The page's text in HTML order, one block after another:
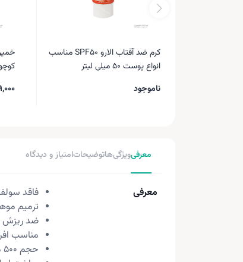
کرم ضد آفتاب الارو SPF50 مناسب
انواع پوست ۵۰ میلی‎ لیتر
ناموجود
معرفیویژگی‌هاتوضیحاتامتیاز و دیدگاه
معرفی
فاقد
ترمیم
ضد ریزش
مناسب
حجم 500 میلی لیتر